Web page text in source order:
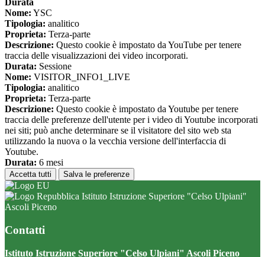
Durata
Nome: YSC
Tipologia: analitico
Proprieta: Terza-parte
Descrizione: Questo cookie è impostato da YouTube per tenere
traccia delle visualizzazioni dei video incorporati.
Durata: Sessione
Nome: VISITOR_INFO1_LIVE
Tipologia: analitico
Proprieta: Terza-parte
Descrizione: Questo cookie è impostato da Youtube per tenere
traccia delle preferenze dell'utente per i video di Youtube incorporati
nei siti; può anche determinare se il visitatore del sito web sta
utilizzando la nuova o la vecchia versione dell'interfaccia di
Youtube.
Durata: 6 mesi
Accetta tutti Salva le preferenze
Istituto Istruzione Superiore "Celso Ulpiani"
Ascoli Piceno
Contatti
Istituto Istruzione Superiore "Celso Ulpiani" Ascoli Piceno